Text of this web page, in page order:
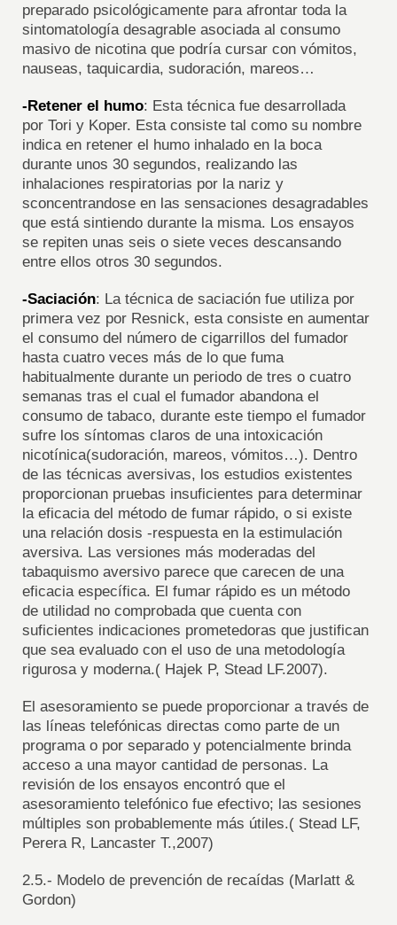
preparado psicológicamente para afrontar toda la
sintomatología desagrable asociada al consumo
masivo de nicotina que podría cursar con vómitos,
nauseas, taquicardia, sudoración, mareos…
-Retener el humo: Esta técnica fue desarrollada
por Tori y Koper. Esta consiste tal como su nombre
indica en retener el humo inhalado en la boca
durante unos 30 segundos, realizando las
inhalaciones respiratorias por la nariz y
sconcentrandose en las sensaciones desagradables
que está sintiendo durante la misma. Los ensayos
se repiten unas seis o siete veces descansando
entre ellos otros 30 segundos.
-Saciación: La técnica de saciación fue utiliza por
primera vez por Resnick, esta consiste en aumentar
el consumo del número de cigarrillos del fumador
hasta cuatro veces más de lo que fuma
habitualmente durante un periodo de tres o cuatro
semanas tras el cual el fumador abandona el
consumo de tabaco, durante este tiempo el fumador
sufre los síntomas claros de una intoxicación
nicotínica(sudoración, mareos, vómitos…). Dentro
de las técnicas aversivas, los estudios existentes
proporcionan pruebas insuficientes para determinar
la eficacia del método de fumar rápido, o si existe
una relación dosis -respuesta en la estimulación
aversiva. Las versiones más moderadas del
tabaquismo aversivo parece que carecen de una
eficacia específica. El fumar rápido es un método
de utilidad no comprobada que cuenta con
suficientes indicaciones prometedoras que justifican
que sea evaluado con el uso de una metodología
rigurosa y moderna.( Hajek P, Stead LF.2007).
El asesoramiento se puede proporcionar a través de
las líneas telefónicas directas como parte de un
programa o por separado y potencialmente brinda
acceso a una mayor cantidad de personas. La
revisión de los ensayos encontró que el
asesoramiento telefónico fue efectivo; las sesiones
múltiples son probablemente más útiles.( Stead LF,
Perera R, Lancaster T.,2007)
2.5.- Modelo de prevención de recaídas (Marlatt &
Gordon)